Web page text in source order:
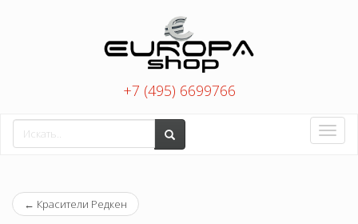
+7 (495) 6699766
Toggle
← Красители Редкен